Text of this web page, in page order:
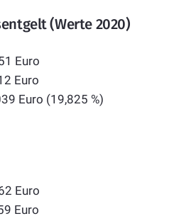
(Werte 2020)
Euro (19,825 %)